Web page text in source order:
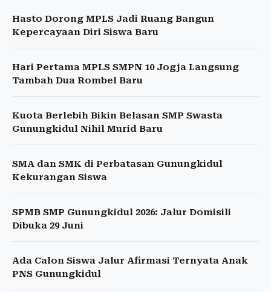
Hasto Dorong MPLS Jadi Ruang Bangun
Kepercayaan Diri Siswa Baru
Hari Pertama MPLS SMPN 10 Jogja Langsung
Tambah Dua Rombel Baru
Kuota Berlebih Bikin Belasan SMP Swasta
Gunungkidul Nihil Murid Baru
SMA dan SMK di Perbatasan Gunungkidul
Kekurangan Siswa
SPMB SMP Gunungkidul 2026: Jalur Domisili
Dibuka 29 Juni
Ada Calon Siswa Jalur Afirmasi Ternyata Anak
PNS Gunungkidul